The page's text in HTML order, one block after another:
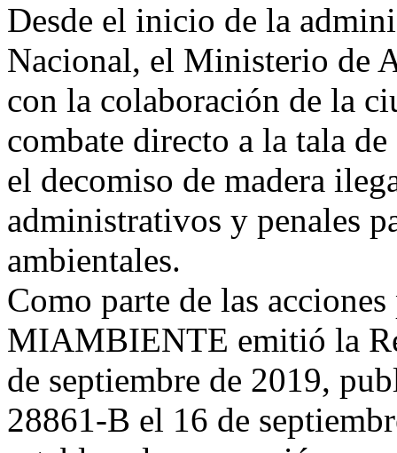
Desde el inicio de la
Nacional, el Ministerio de
con la colaboración de la
combate directo a la tala
el decomiso de madera
administrativos y penales
ambientales.
Como parte de las
MIAMBIENTE emitió la
de septiembre de 2019,
28861-B el 16 de